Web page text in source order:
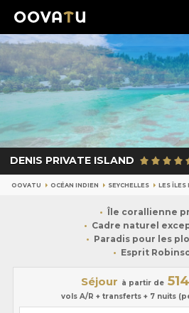
DENIS PRIVATE ISLAND
OOVATU OCÉAN INDIEN SEYCHELLES LES ÎLES
Île corallienne
Cadre naturel
Paradis pour les
Esprit
Séjour à partir de
vols A/R + transferts + 7 nuits